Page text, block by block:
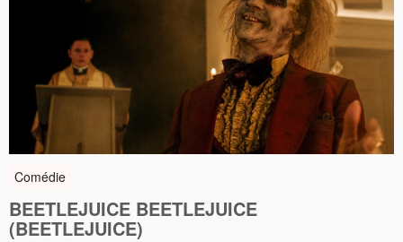
Comédie
BEETLEJUICE BEETLEJUICE
(BEETLEJUICE)